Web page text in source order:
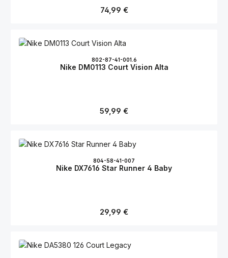
Regulärer Preis:
74,99 €
802-87-41-001.6
Nike DM0113 Court Vision Alta
Regulärer Preis:
59,99 €
804-58-41-007
Nike DX7616 Star Runner 4 Baby
Regulärer Preis:
29,99 €